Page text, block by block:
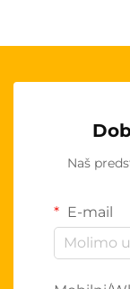
Naš
E-mail